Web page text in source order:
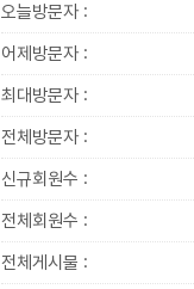
오늘방문자 :
어제방문자 :
최대방문자 :
전체방문자 :
신규회원수 :
전체회원수 :
전체게시물 :